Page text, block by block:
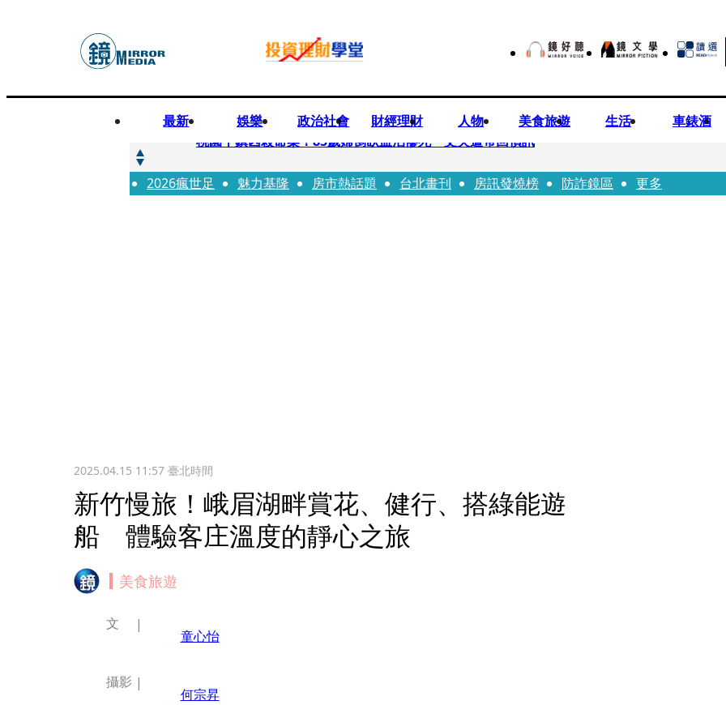
最新 娛樂 政治社會 財經理財 人物 美食旅遊 生活 車錶酒
快訊
桃園平鎮凶殺命案！85歲婦倒臥血泊慘死 丈夫遭帶回偵訊
快訊
狠詐慈濟10.6億！神鬼律師陳昱瑄「親接機BNT抵台」 同框陳時中、張淑芬畫面曝光
2026瘋世足 魅力基隆 房市熱話題 台北畫刊 房訊發燒榜 防詐鏡區 更多
2025.04.15 11:57臺北時間
新竹慢旅！峨眉湖畔賞花、健行、搭綠能遊
船 體驗客庄溫度的靜心之旅
美食旅遊
文
童心怡
攝影
何宗昇